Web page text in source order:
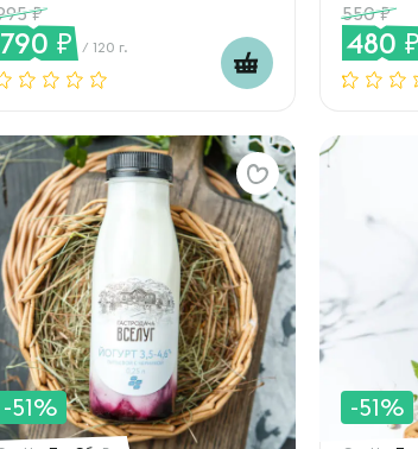
790 / 120 г.
550
480
-51% -51%